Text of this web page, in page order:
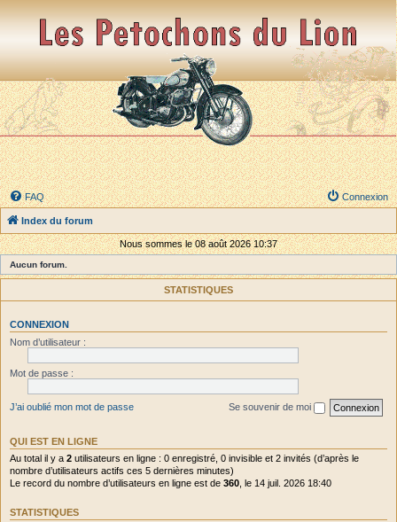
FAQ Connexion
Index du forum
Nous sommes le 08 août 2026 10:37
Aucun forum.
STATISTIQUES
CONNEXION
Nom d’utilisateur :
Mot de passe :
J’ai oublié mon mot de passe Se souvenir de moi
QUI EST EN LIGNE
Au total il y a 2 utilisateurs en ligne : 0 enregistré, 0 invisible et 2 invités (d’après le
nombre d’utilisateurs actifs ces 5 dernières minutes)
Le record du nombre d’utilisateurs en ligne est de 360 , le 14 juil. 2026 18:40
STATISTIQUES